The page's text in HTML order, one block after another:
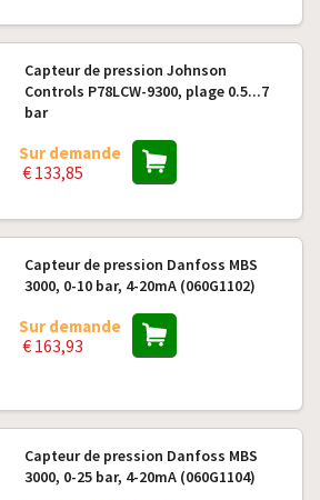
Capteur de pression Johnson
Controls P78LCW-9300, plage 0.5...7
bar
Sur demande
€ 133,85
Capteur de pression Danfoss MBS
3000, 0-10 bar, 4-20mA (060G1102)
Sur demande
€ 163,93
Capteur de pression Danfoss MBS
3000, 0-25 bar, 4-20mA (060G1104)